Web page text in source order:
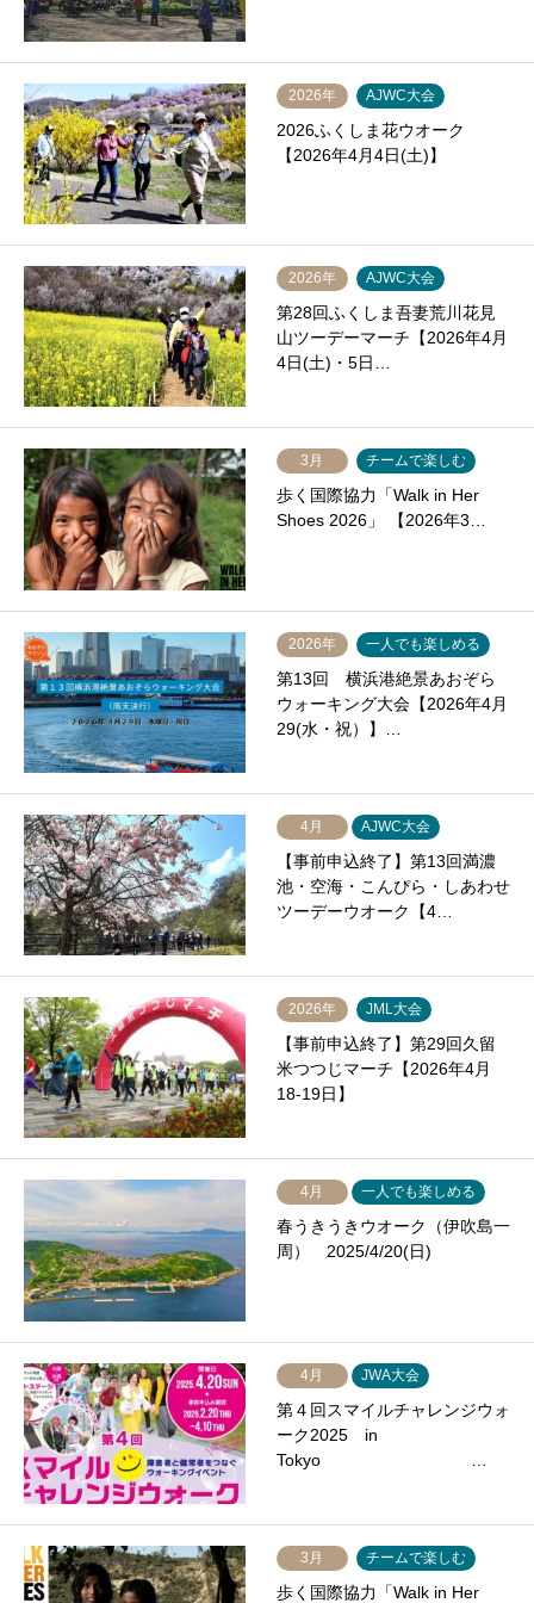
2026年 AJWC大会
2026ふくしま花ウオーク
【2026年4月4日(土)】
2026年 AJWC大会
第28回ふくしま吾妻荒川花見
山ツーデーマーチ【2026年4月
4日(土)・5日…
3月 チームで楽しむ
歩く国際協力「Walk in Her
Shoes 2026」 【2026年3…
2026年 一人でも楽しめる
第13回 横浜港絶景あおぞら
ウォーキング大会【2026年4月
29(水・祝）】…
4月 AJWC大会
【事前申込終了】第13回満濃
池・空海・こんぴら・しあわせ
ツーデーウオーク【4…
2026年 JML大会
【事前申込終了】第29回久留
米つつじマーチ【2026年4月
18-19日】
4月 一人でも楽しめる
春うきうきウオーク（伊吹島一
周） 2025/4/20(日)
4月 JWA大会
第４回スマイルチャレンジウォ
ーク2025 in
Tokyo …
3月 チームで楽しむ
歩く国際協力「Walk in Her